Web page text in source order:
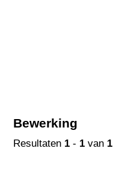
Bewerking
Resultaten 1 - 1 van 1